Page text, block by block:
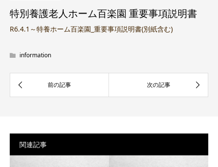
特別養護老人ホーム百楽園 重要事項説明書
R6.4.1～特養ホーム百楽園_重要事項説明書(別紙含む)
information
関連記事